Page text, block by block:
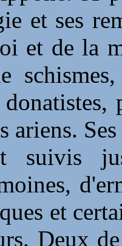
et ses
et de la
ariens.
suivis
et
Deux